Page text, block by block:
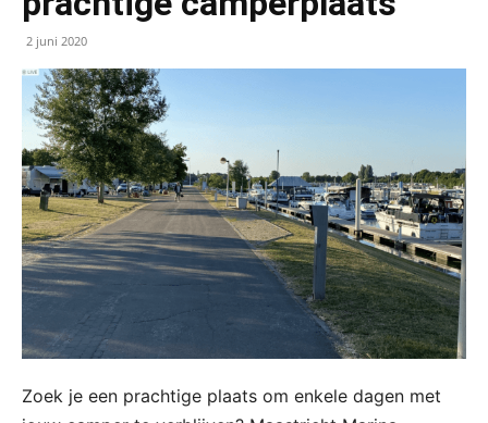
2 juni 2020
Zoek je een prachtige plaats om enkele dagen met